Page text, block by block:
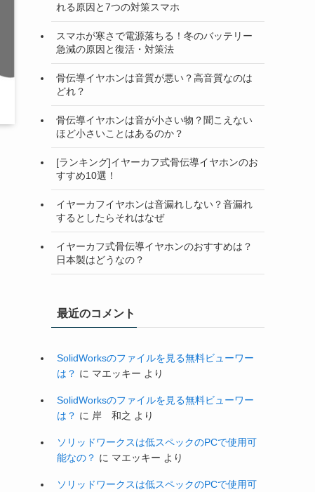
れる原因と7つの対策スマホ
スマホが寒さで電源落ちる！冬のバッテリー
急減の原因と復活・対策法
骨伝導イヤホンは音質が悪い？高音質なのは
どれ？
骨伝導イヤホンは音が小さい物？聞こえない
ほど小さいことはあるのか？
[ランキング]イヤーカフ式骨伝導イヤホンのお
すすめ10選！
イヤーカフイヤホンは音漏れしない？音漏れ
するとしたらそれはなぜ
イヤーカフ式骨伝導イヤホンのおすすめは？
日本製はどうなの？
最近のコメント
SolidWorksのファイルを見る無料ビューワー
は？ に マエッキー より
SolidWorksのファイルを見る無料ビューワー
は？ に 岸 和之 より
ソリッドワークスは低スペックのPCで使用可
能なの？ に マエッキー より
ソリッドワークスは低スペックのPCで使用可